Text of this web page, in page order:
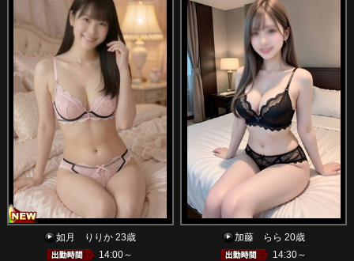
如月 りりか 23歳
14:00～
加藤 らら 20歳
14:30～